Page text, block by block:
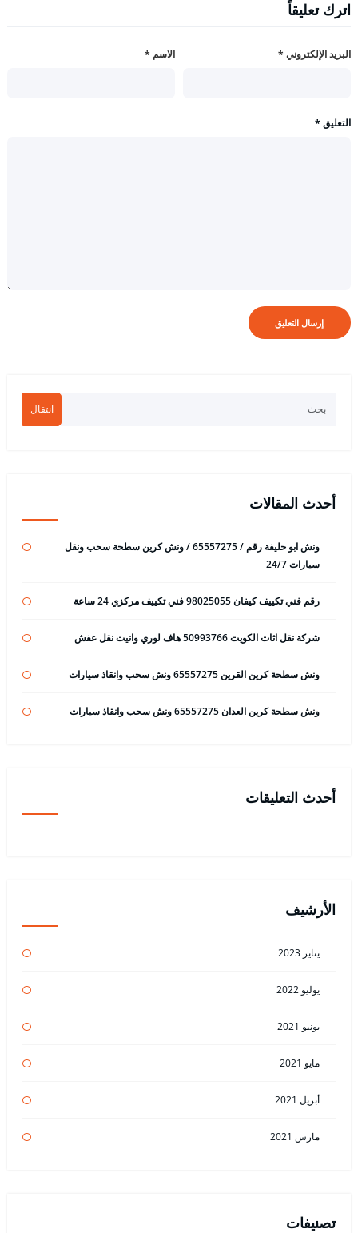
اترك تعليقاً
الاسم * البريد الإلكتروني *
التعليق *
انتقال
أحدث المقالات
ونش ابو حليفة رقم / 65557275 / ونش كرين سطحة سحب ونقل
سيارات 24/7
رقم فني تكييف كيفان 98025055 فني تكييف مركزي 24 ساعة
شركة نقل اثاث الكويت 50993766 هاف لوري وانيت نقل عفش
ونش سطحة كرين القرين 65557275 ونش سحب وانقاذ سيارات
ونش سطحة كرين العدان 65557275 ونش سحب وانقاذ سيارات
أحدث التعليقات
الأرشيف
يناير 2023
يوليو 2022
يونيو 2021
مايو 2021
أبريل 2021
مارس 2021
تصنيفات